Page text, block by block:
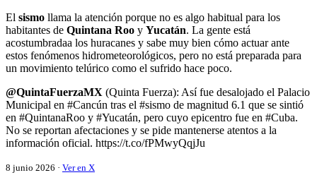
El sismo llama la atención porque no es algo habitual para los
habitantes de Quintana Roo y Yucatán. La gente está
acostumbradaa los huracanes y sabe muy bien cómo actuar ante
estos fenómenos hidrometeorológicos, pero no está preparada para
un movimiento telúrico como el sufrido hace poco.
@QuintaFuerzaMX (Quinta Fuerza): Así fue desalojado el Palacio
Municipal en #Cancún tras el #sismo de magnitud 6.1 que se sintió
en #QuintanaRoo y #Yucatán, pero cuyo epicentro fue en #Cuba.
No se reportan afectaciones y se pide mantenerse atentos a la
información oficial. https://t.co/fPMwyQqjJu
8 junio 2026 · Ver en X